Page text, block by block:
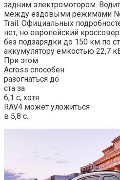
задним электромотором.
между ездовыми режимами
Trail. Официальных
нет, но европейский
без подзарядки до 150 км по
аккумулятору емкостью 22,7
При этом
Across способен
разогнаться до
ста за
6,1 с, хотя
RAV4 может уложиться
в 5,8 с.